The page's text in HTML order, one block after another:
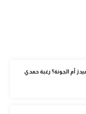
أم الجونة؟ رغبة حمدي